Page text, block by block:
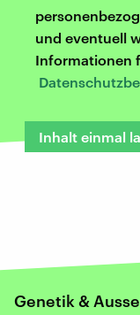
und eventuell
Informationen
Inhalt einmal
Genetik &